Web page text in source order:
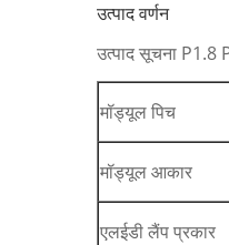
उत्पाद वर्णन
उत्पाद सूचना P1.8
मॉड्यूल पिच
मॉड्यूल आकार
एलईडी लैंप प्रकार